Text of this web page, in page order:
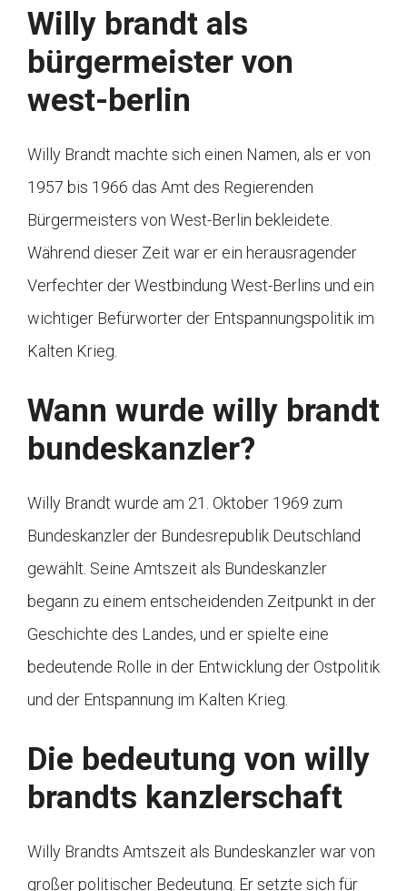
Willy brandt als
bürgermeister von
west-berlin
Willy Brandt machte sich einen Namen, als er von
1957 bis 1966 das Amt des Regierenden
Bürgermeisters von West-Berlin bekleidete.
Während dieser Zeit war er ein herausragender
Verfechter der Westbindung West-Berlins und ein
wichtiger Befürworter der Entspannungspolitik im
Kalten Krieg.
Wann wurde willy brandt
bundeskanzler?
Willy Brandt wurde am 21. Oktober 1969 zum
Bundeskanzler der Bundesrepublik Deutschland
gewählt. Seine Amtszeit als Bundeskanzler
begann zu einem entscheidenden Zeitpunkt in der
Geschichte des Landes, und er spielte eine
bedeutende Rolle in der Entwicklung der Ostpolitik
und der Entspannung im Kalten Krieg.
Die bedeutung von willy
brandts kanzlerschaft
Willy Brandts Amtszeit als Bundeskanzler war von
großer politischer Bedeutung. Er setzte sich für